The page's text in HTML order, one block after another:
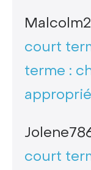
court
terme :
court